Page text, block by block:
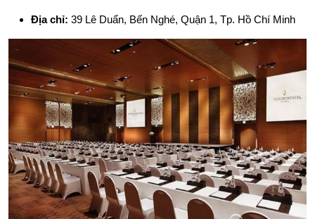
Địa chỉ: 39 Lê Duẩn, Bến Nghé, Quận 1, Tp. Hồ Chí Minh